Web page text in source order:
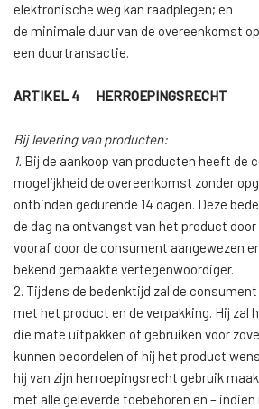
elektronische weg kan raadplegen; en
de minimale duur van de overeenkomst
een duurtransactie.
ARTIKEL 4 HERROEPINGSRECHT
Bij levering van producten:
1. Bij de aankoop van producten heeft de
mogelijkheid de overeenkomst zonder
ontbinden gedurende 14 dagen. Deze
de dag na ontvangst van het product
vooraf door de consument aangewezen
bekend gemaakte vertegenwoordiger.
2. Tijdens de bedenktijd zal de
met het product en de verpakking. Hij zal
die mate uitpakken of gebruiken voor
kunnen beoordelen of hij het product
hij van zijn herroepingsrecht gebruik
met alle geleverde toebehoren en –